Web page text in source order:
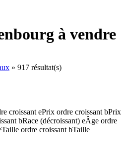
à vendre
» 917 résultat(s)
croissant ePrix ordre croissant bPrix
bRace (décroissant) eÂge ordre
Taille ordre croissant bTaille